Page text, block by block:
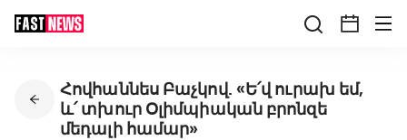
Հովհաննես Բաչկով. «Ե՛վ ուրախ եմ,
և՛ տխուր Օլիմպիական բրոնզե
մեդալի համար»